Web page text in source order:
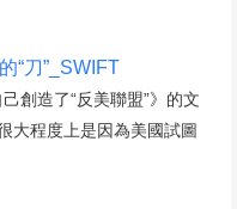
“刀”_SWIFT
創造了“反美聯盟”》的文
大程度上是因為美國試圖